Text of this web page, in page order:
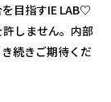
目指すIE LAB♡
しません。内部
続きご期待くだ